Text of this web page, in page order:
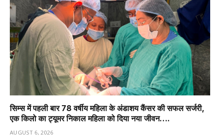
सिम्स में पहली बार 78 वर्षीय महिला के अंडाशय कैंसर की सफल सर्जरी,
एक किलो का ट्यूमर निकाल महिला को दिया नया जीवन….
AUGUST 6, 2026